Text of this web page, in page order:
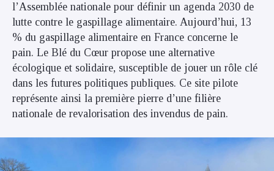
l’Assemblée nationale pour définir un agenda 2030 de
lutte contre le gaspillage alimentaire. Aujourd’hui, 13
% du gaspillage alimentaire en France concerne le
pain. Le Blé du Cœur propose une alternative
écologique et solidaire, susceptible de jouer un rôle clé
dans les futures politiques publiques. Ce site pilote
représente ainsi la première pierre d’une filière
nationale de revalorisation des invendus de pain.